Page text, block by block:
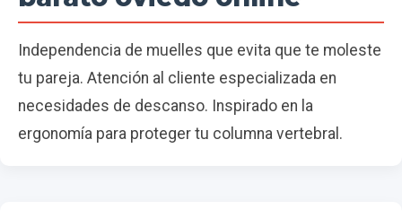
Independencia de muelles que evita que te moleste
tu pareja. Atención al cliente especializada en
necesidades de descanso. Inspirado en la
ergonomía para proteger tu columna vertebral.